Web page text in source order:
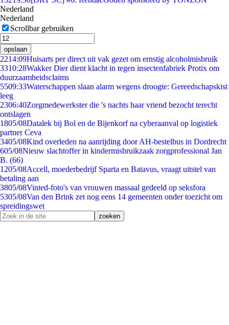
Nederland
Nederland
Scrollbar gebruiken
opslaan
2214:09Huisarts per direct uit vak gezet om ernstig alcoholmisbruik
3310:28Wakker Dier dient klacht in tegen insectenfabriek Protix om
duurzaamheidsclaims
5509:33Waterschappen slaan alarm wegens droogte: Gereedschapskist
leeg
2306:40Zorgmedewerkster die 's nachts haar vriend bezocht terecht
ontslagen
1805/08Datalek bij Bol en de Bijenkorf na cyberaanval op logistiek
partner Ceva
3405/08Kind overleden na aanrijding door AH-bestelbus in Dordrecht
605/08Nieuw slachtoffer in kindermisbruikzaak zorgprofessional Jan
B. (66)
1205/08Accell, moederbedrijf Sparta en Batavus, vraagt uitstel van
betaling aan
3805/08Vinted-foto's van vrouwen massaal gedeeld op seksfora
5305/08Van den Brink zet nog eens 14 gemeenten onder toezicht om
spreidingswet